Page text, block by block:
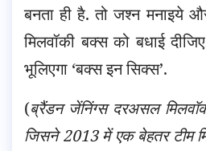
बनता ही है. तो जश्न मनाइये
मिलवॉकी बक्स को बधाई
भूलिएगा ‘बक्स इन सिक्स’.
(ब्रैंडन जेंनिंग्स दरअसल
जिसने 2013 में एक बेहतर टीम